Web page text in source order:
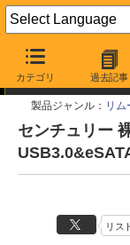
カテゴリ 過去記事
今週見つけた新製
製品ジャンル： リ
センチュリー
リス